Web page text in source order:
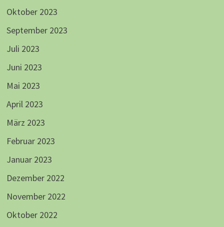
Oktober 2023
September 2023
Juli 2023
Juni 2023
Mai 2023
April 2023
März 2023
Februar 2023
Januar 2023
Dezember 2022
November 2022
Oktober 2022